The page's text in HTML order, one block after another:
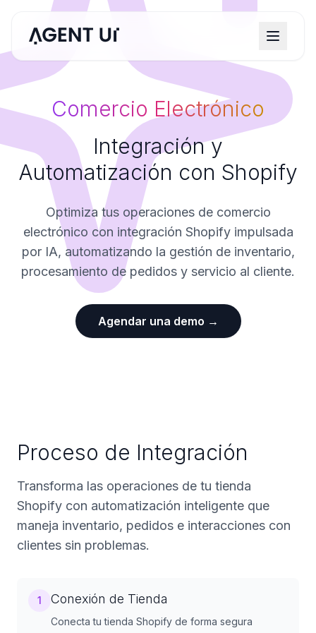
Comercio Electrónico
Integración y
Automatización con Shopify
Optimiza tus operaciones de comercio
electrónico con integración Shopify impulsada
por IA, automatizando la gestión de inventario,
procesamiento de pedidos y servicio al cliente.
Agendar una demo →
Proceso de Integración
Transforma las operaciones de tu tienda
Shopify con automatización inteligente que
maneja inventario, pedidos e interacciones con
clientes sin problemas.
1 Conexión de Tienda
Conecta tu tienda Shopify de forma segura